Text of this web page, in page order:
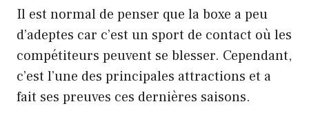
Il est normal de penser que la boxe a peu
d’adeptes car c’est un sport de contact où les
compétiteurs peuvent se blesser. Cependant,
c’est l’une des principales attractions et a
fait ses preuves ces dernières saisons.